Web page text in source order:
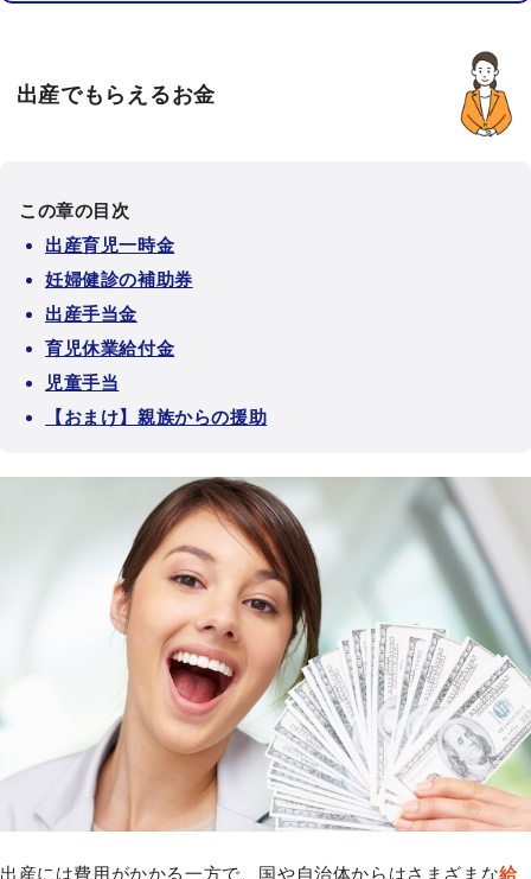
出産でもらえるお金
この章の目次
出産育児一時金
妊婦健診の補助券
出産手当金
育児休業給付金
児童手当
【おまけ】親族からの援助
出産には費用がかかる一方で、国や自治体からはさまざまな給